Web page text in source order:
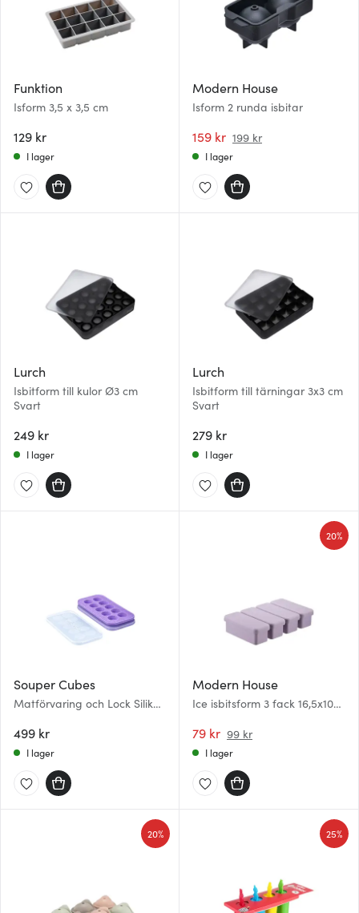
Funktion
Isform 3,5 x 3,5 cm
129 kr
I lager
Modern House
Isform 2 runda isbitar
159 kr 199 kr
I lager
Lurch
Isbitform till kulor Ø3 cm
Svart
249 kr
I lager
Lurch
Isbitform till tärningar 3x3 cm
Svart
279 kr
I lager
Souper Cubes
Matförvaring och Lock Silikon
Lila
499 kr
I lager
Modern House
Ice isbitsform 3 fack 16,5x10
79 kr 99 kr
20%
I lager
20% 25%